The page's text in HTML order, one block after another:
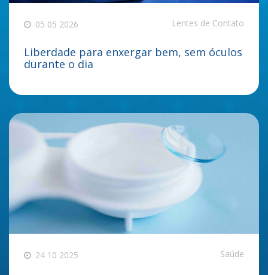
05 05 2026 Lentes de Contato
Liberdade para enxergar bem, sem óculos
durante o dia
24 10 2025 Saúde